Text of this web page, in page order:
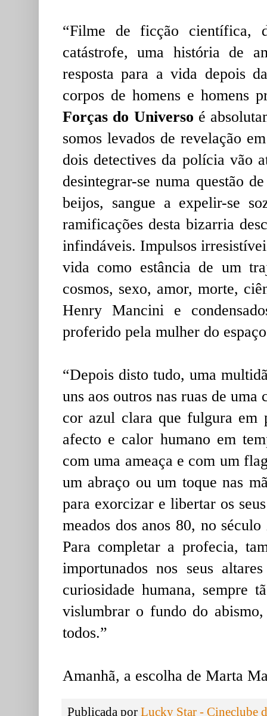
“Filme de ficção científica,
catástrofe, uma história de
resposta para a vida depois
corpos de homens e homens
Forças do Universo é
somos levados de revelação
dois detectives da polícia vão
desintegrar-se numa questão
beijos, sangue a expelir-se
ramificações desta bizarria
infindáveis. Impulsos
vida como estância de um
cosmos, sexo, amor, morte,
Henry Mancini e
proferido pela mulher do
“Depois disto tudo, uma
uns aos outros nas ruas de
cor azul clara que fulgura em
afecto e calor humano em
com uma ameaça e com um
um abraço ou um toque nas
para exorcizar e libertar os
meados dos anos 80, no
Para completar a profecia,
importunados nos seus
curiosidade humana, sempre
vislumbrar o fundo do abismo,
todos.”
Amanhã, a escolha de Marta
Publicada por Lucky Star - Cineclube